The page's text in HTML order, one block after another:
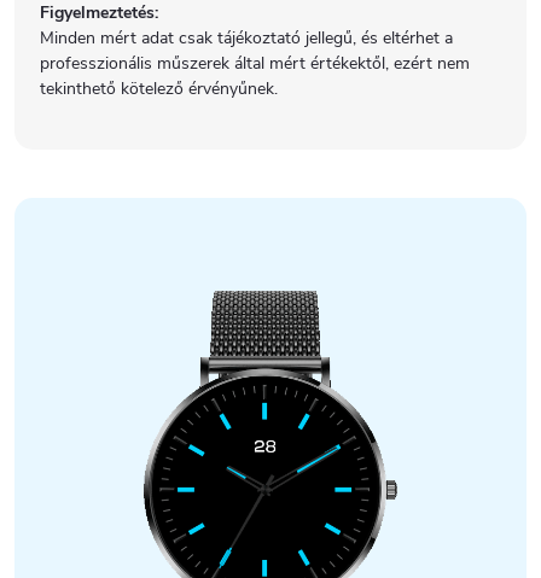
Figyelmeztetés:
Minden mért adat csak tájékoztató jellegű, és eltérhet a
professzionális műszerek által mért értékektől, ezért nem
tekinthető kötelező érvényűnek.